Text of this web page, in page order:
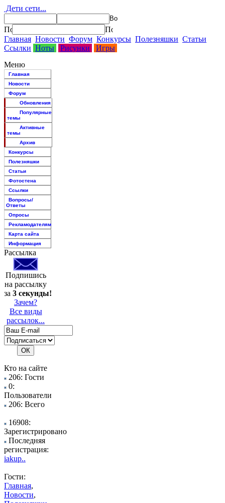
Дети сети...
Главная Новости Форум Конкурсы Полезняшки Статьи
Ссылки Ноты Рисунки
Игры
Меню
Главная
Новости
Форум
Обновления
Популярные
темы
Активные
темы
Архив
Конкурсы
Полезняшки
Статьи
Фотостена
Ссылки
Вопросы/
Ответы
Опросы
Рекламодателям
Карта сайта
Информация
Рассылка
Подпишись
на рассылку
за 3 секунды!
Зачем?
Все виды
рассылок...
Кто на сайте
206: Гости
0:
Пользователи
206: Всего
16908:
Зарегистрировано
Последняя
регистрация:
iakup..
Гости:
Главная,
Новости,